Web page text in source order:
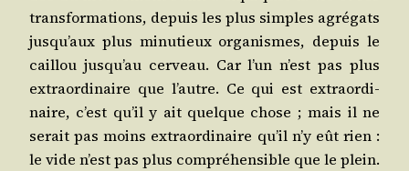
trans­for­ma­tions, depuis les plus simples agré­gats
jus­qu’aux plus minu­tieux orga­nismes, depuis le
caillou jus­qu’au cer­veau. Car l’un n’est pas plus
extra­or­di­naire que l’autre. Ce qui est extra­or­di­
naire, c’est qu’il y ait quelque chose ; mais il ne
serait pas moins extra­or­di­naire qu’il n’y eût rien :
le vide n’est pas plus com­pré­hen­sible que le plein.